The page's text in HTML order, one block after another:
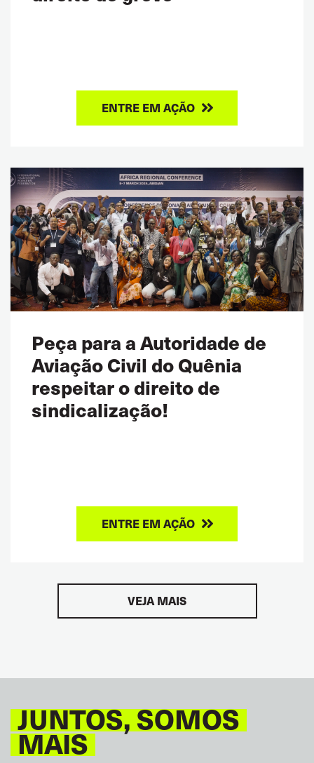
ENTRE EM AÇÃO
Peça para a Autoridade de
Aviação Civil do Quênia
respeitar o direito de
sindicalização!
ENTRE EM AÇÃO
VEJA MAIS
JUNTOS, SOMOS
MAIS